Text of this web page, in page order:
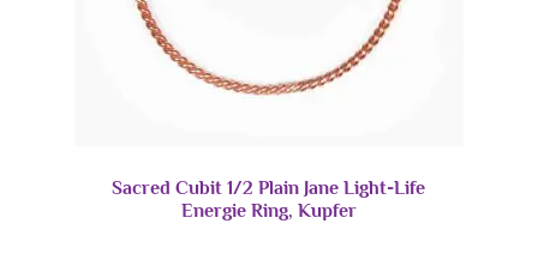
Sacred Cubit 1/2 Plain Jane Light-Life
Energie Ring, Kupfer